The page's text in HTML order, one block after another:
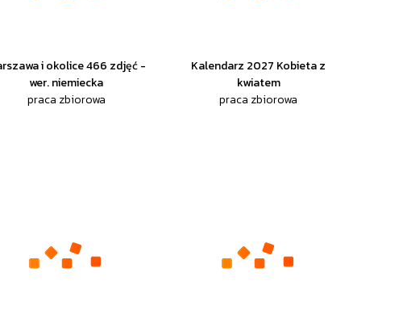
i okolice 466 zdjęć -
wer. niemiecka
praca zbiorowa
Kalendarz 2027 Kobieta z
kwiatem
praca zbiorowa